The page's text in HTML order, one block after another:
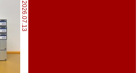
2026.07.13